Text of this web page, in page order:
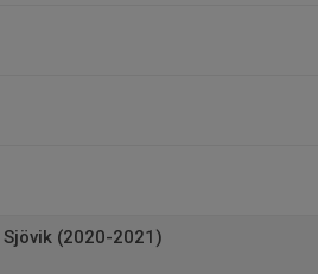
(2020-2021)